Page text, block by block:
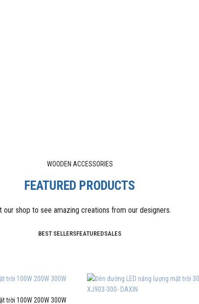
WOODEN ACCESSORIES
FEATURED PRODUCTS
our shop to see amazing creations from our designers.
BEST SELLERSFEATUREDSALES